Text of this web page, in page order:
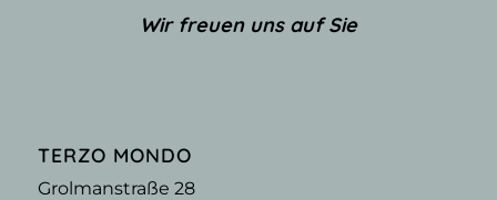
Wir freuen uns auf Sie
TERZO MONDO
Grolmanstraße 28